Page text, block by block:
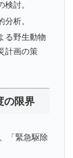
討。
析。
る野生動物
計画の策
の限界
「緊急駆除